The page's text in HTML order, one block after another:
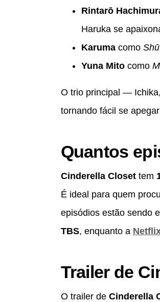
Rintarō
Haruka se
Karumacomo
Yuna Mitocomo
O trio principal —
tornando fácil se
Quantos
Cinderella Closettem
É ideal para quem
episódios estão sendo
TBS, enquanto a
Trailer de
O trailer de Cinderella